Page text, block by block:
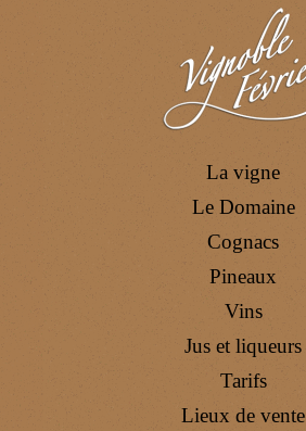
La vigne
Le Domaine
Cognacs
Pineaux
Vins
Jus et liqueurs
Tarifs
Lieux de vente